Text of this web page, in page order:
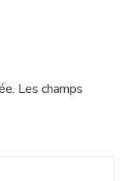
Les champs